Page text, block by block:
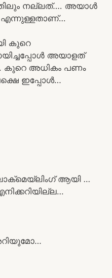
നല്ലത്…. അയാൾ
കുറെ
അയാളത്
കുറെ അധികം പണം
ഇപ്പോൾ…
ആയി …